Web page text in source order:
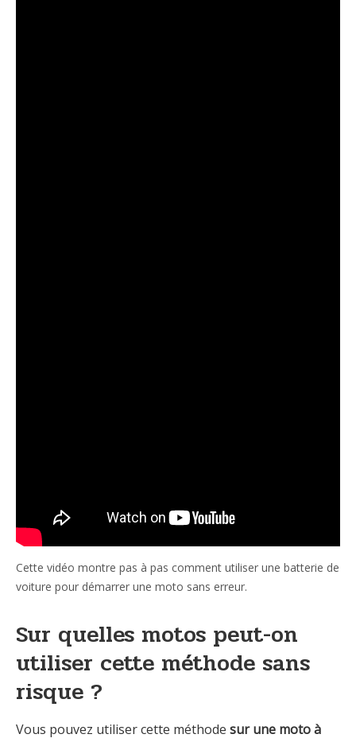
Cette vidéo montre pas à pas comment utiliser une batterie de
voiture pour démarrer une moto sans erreur.
Sur quelles motos peut-on
utiliser cette méthode sans
risque ?
Vous pouvez utiliser cette méthode sur une moto à